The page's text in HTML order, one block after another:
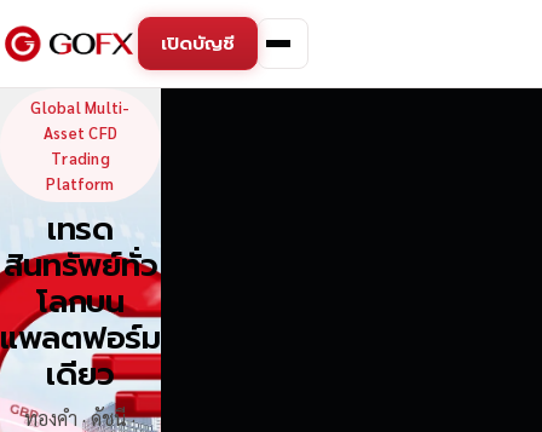
เปิดบัญชี
GoFX — Global Multi-
Global Multi-
Asset CFD
Trading
Platform
เทรด
สินทรัพย์ทั่ว
โลกบน
แพลตฟอร์ม
เดียว
ทองคำ · ดัชนี ·